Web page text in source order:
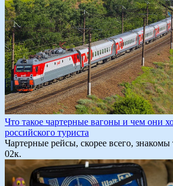
Что такое чартерные вагоны и чем они
российского туриста
Чартерные рейсы, скорее всего, знакомы
02к.